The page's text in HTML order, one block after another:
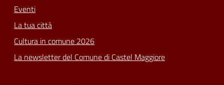
Eventi
La tua città
Cultura in comune 2026
La newsletter del Comune di Castel Maggiore